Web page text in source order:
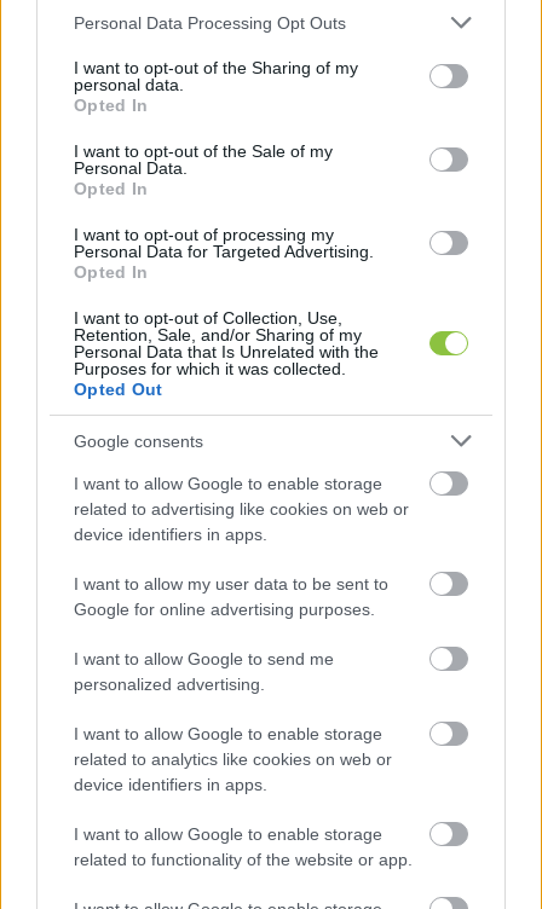
Please note that this website/app uses one or more Google
not limited to your visit or usage behaviour. You may click to
grant or deny consent to Google and its third-party tags to
use your data for below specified purposes in below Google
consent section.
Personal Data Processing Opt Outs
I want to opt-out of the Sharing of my
personal data.
Opted In
I want to opt-out of the Sale of my
Personal Data.
Opted In
I want to opt-out of processing my
Personal Data for Targeted Advertising.
Opted In
I want to opt-out of Collection, Use,
Retention, Sale, and/or Sharing of my
Personal Data that Is Unrelated with the
Purposes for which it was collected.
Opted Out
Google consents
I want to allow Google to enable storage
related to advertising like cookies on web or
device identifiers in apps.
I want to allow my user data to be sent to
Google for online advertising purposes.
I want to allow Google to send me
personalized advertising.
I want to allow Google to enable storage
related to analytics like cookies on web or
device identifiers in apps.
I want to allow Google to enable storage
related to functionality of the website or app.
esemény origójától, Orbán Viktortól. Folyamatos
kérdést közbeszúrni, úgy hogy épp nincs benne egy
másik beszélgetésben és kollégám kamerája elé
sem állt be épp egy TEK-es.”
A rendezvényre a KecsUPot is beengedték és
elő videóban jelentkeztünk be. Erre a videóra is
hivatkozik Simor, amikor egyszer csak valaki egy
jó erőset csípett az újságíróba, annyira hogy fel is
kiáltott fájdalmában. Hátranézve Hajdu Jánost, a
„igyekezett ártatlannak tettetni magát, de az
altábornagy sosem volt a megtévesztés nagy
mestere, lerítt róla hogy ő volt.”
élő videójában 42:06-tól hallani valamennyit a
jelenetből, utána pedig, ahogy némileg felzaklatva
Simor így összegzi a történteket: „Az egész